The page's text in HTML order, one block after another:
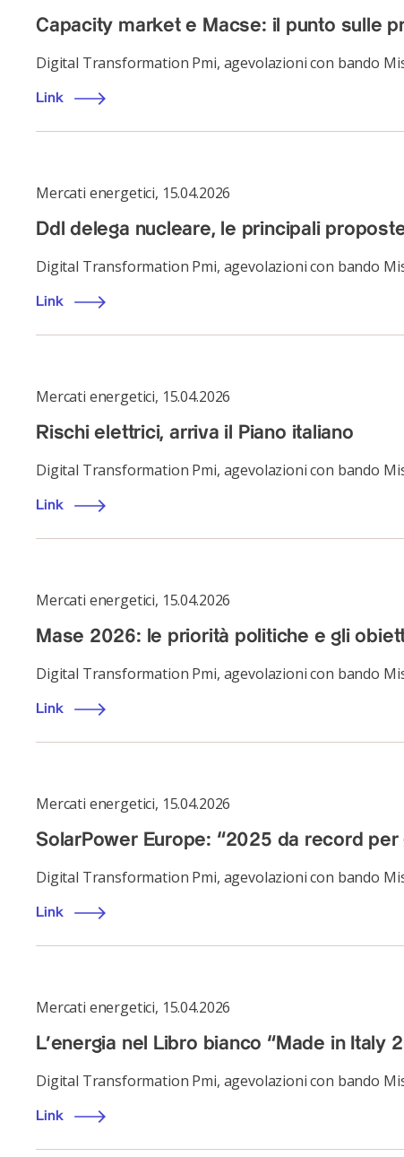
Capacity market e Macse: il punto sulle
Digital Transformation Pmi, agevolazioni con bando
Link
Mercati energetici, 15.04.2026
Ddl delega nucleare, le principali
Digital Transformation Pmi, agevolazioni con bando
Link
Mercati energetici, 15.04.2026
Rischi elettrici, arriva il Piano italiano
Digital Transformation Pmi, agevolazioni con bando
Link
Mercati energetici, 15.04.2026
Mase 2026: le priorità politiche e gli
Digital Transformation Pmi, agevolazioni con bando
Link
Mercati energetici, 15.04.2026
SolarPower Europe: “2025 da record per
Digital Transformation Pmi, agevolazioni con bando
Link
Mercati energetici, 15.04.2026
L’energia nel Libro bianco “Made in Italy
Digital Transformation Pmi, agevolazioni con bando
Link